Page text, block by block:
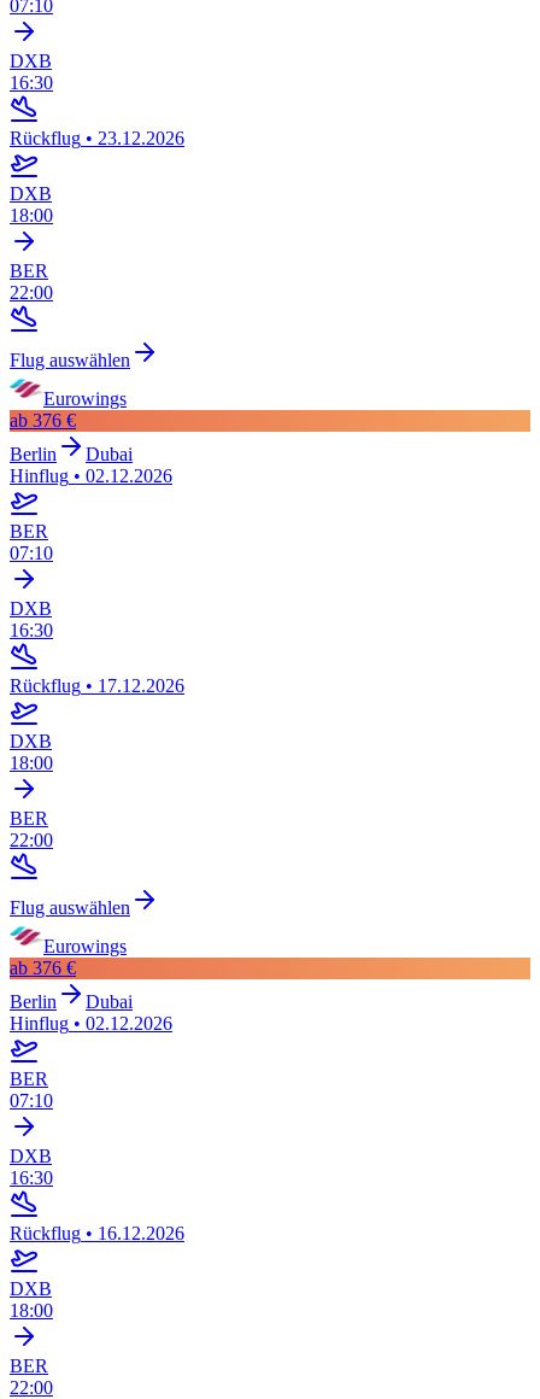
07:10
DXB
16:30
Rückflug • 23.12.2026
DXB
18:00
BER
22:00
Flug auswählen
Eurowings
ab 376 €
Berlin
Dubai
Hinflug • 02.12.2026
BER
07:10
DXB
16:30
Rückflug • 17.12.2026
DXB
18:00
BER
22:00
Flug auswählen
Eurowings
ab 376 €
Berlin
Dubai
Hinflug • 02.12.2026
BER
07:10
DXB
16:30
Rückflug • 16.12.2026
DXB
18:00
BER
22:00